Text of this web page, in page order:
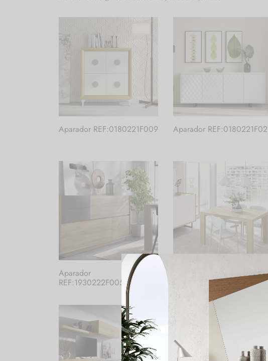
Aparador REF:0180221F009 Aparador
Aparador
REF:1930222F005
Aparador